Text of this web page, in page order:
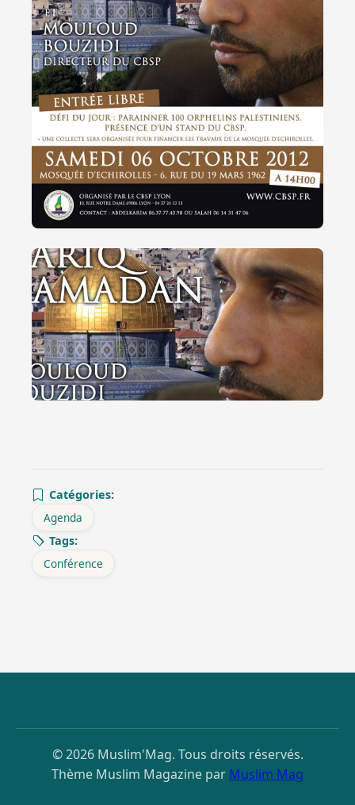
Catégories:
Agenda
Tags:
Conférence
© 2026 Muslim'Mag. Tous droits réservés.
Thème Muslim Magazine par Muslim Mag